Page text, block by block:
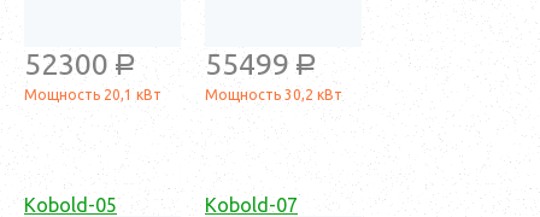
52300 a
Мощность 20,1 кВт
55499 a
Мощность 30,2 кВт
Kobold-05 Kobold-07